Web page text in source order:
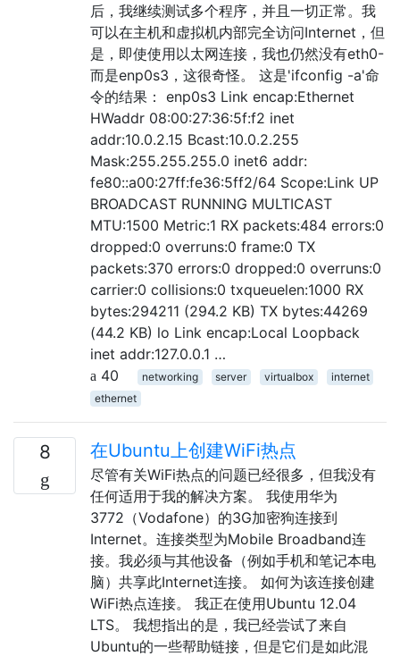
后，我继续测试多个程序，并且一切正常。我
可以在主机和虚拟机内部完全访问Internet，但
是，即使使用以太网连接，我也仍然没有eth0-
而是enp0s3，这很奇怪。 这是'ifconfig -a'命
令的结果： enp0s3 Link encap:Ethernet
HWaddr 08:00:27:36:5f:f2 inet
addr:10.0.2.15 Bcast:10.0.2.255
Mask:255.255.255.0 inet6 addr:
fe80::a00:27ff:fe36:5ff2/64 Scope:Link UP
BROADCAST RUNNING MULTICAST
MTU:1500 Metric:1 RX packets:484 errors:0
dropped:0 overruns:0 frame:0 TX
packets:370 errors:0 dropped:0 overruns:0
carrier:0 collisions:0 txqueuelen:1000 RX
bytes:294211 (294.2 KB) TX bytes:44269
(44.2 KB) lo Link encap:Local Loopback
inet addr:127.0.0.1 …
40
networking server virtualbox
internet
ethernet
8 在Ubuntu上创建WiFi热点
尽管有关WiFi热点的问题已经很多，但我没有
任何适用于我的解决方案。 我使用华为
3772（Vodafone）的3G加密狗连接到
Internet。连接类型为Mobile Broadband连
接。我必须与其他设备（例如手机和笔记本电
脑）共享此Internet连接。 如何为该连接创建
WiFi热点连接。 我正在使用Ubuntu 12.04
LTS。 我想指出的是，我已经尝试了来自
Ubuntu的一些帮助链接，但是它们是如此混